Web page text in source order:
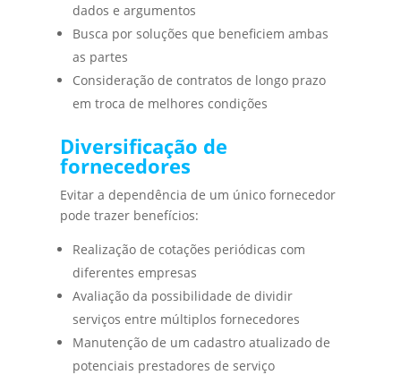
dados e argumentos
Busca por soluções que beneficiem ambas
as partes
Consideração de contratos de longo prazo
em troca de melhores condições
Diversificação de
fornecedores
Evitar a dependência de um único fornecedor
pode trazer benefícios:
Realização de cotações periódicas com
diferentes empresas
Avaliação da possibilidade de dividir
serviços entre múltiplos fornecedores
Manutenção de um cadastro atualizado de
potenciais prestadores de serviço